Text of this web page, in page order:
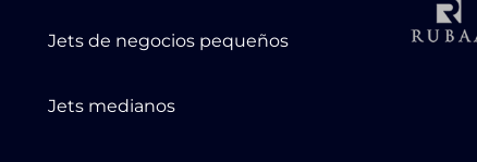
Jets de negocios pequeños
Jets medianos